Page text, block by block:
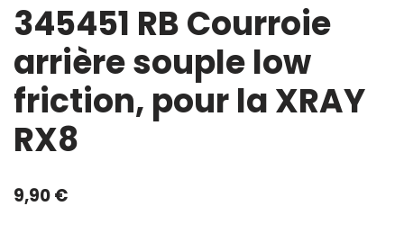
345451 RB Courroie
arrière souple low
friction, pour la XRAY
RX8
9,90€